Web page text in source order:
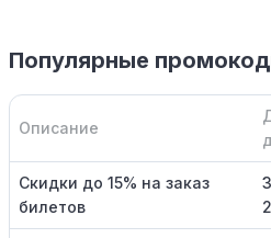
Популярные
Описание
Скидки до 15% на заказ
билетов